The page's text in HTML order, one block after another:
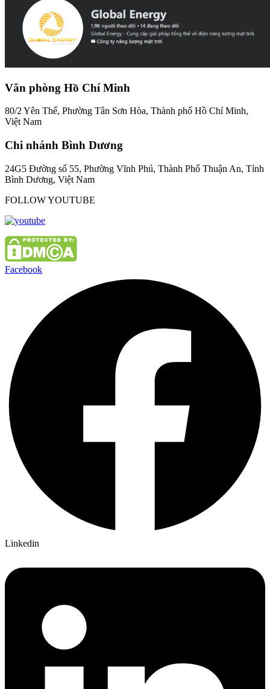
Văn phòng Hồ Chí Minh
80/2 Yên Thế, Phường Tân Sơn Hòa, Thành phố Hồ Chí Minh,
Việt Nam
Chi nhánh Bình Dương
24G5 Đường số 55, Phường Vĩnh Phú, Thành Phố Thuận An, Tỉnh
Bình Dương, Việt Nam
FOLLOW YOUTUBE
Facebook
Linkedin